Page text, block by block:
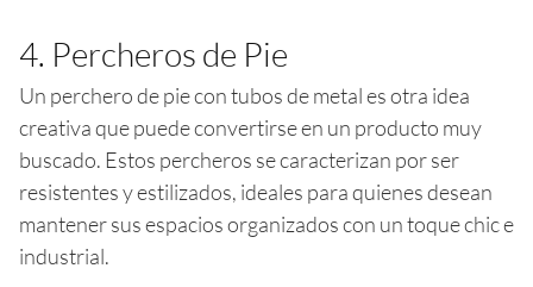
4. Percheros de Pie
Un perchero de pie con tubos de metal es otra idea
creativa que puede convertirse en un producto muy
buscado. Estos percheros se caracterizan por ser
resistentes y estilizados, ideales para quienes desean
mantener sus espacios organizados con un toque chic e
industrial.